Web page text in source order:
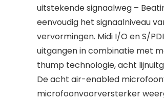
uitstekende signaalweg –
eenvoudig het signaalniveau
vervormingen. Midi I/O en S/
uitgangen in combinatie met
thump technologie, acht
De acht air-enabled
microfoonvoorversterker